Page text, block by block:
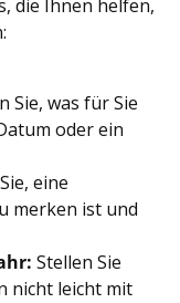
die Ihnen helfen,
Sie, was für Sie
oder ein
eine
merken ist und
Stellen Sie
nicht leicht mit